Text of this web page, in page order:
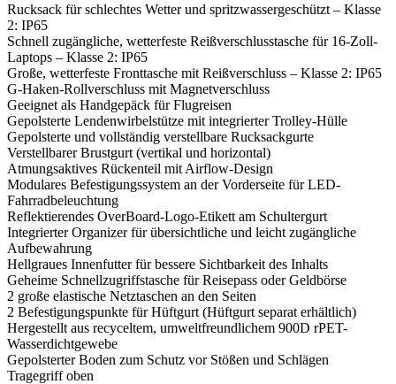
Rucksack für schlechtes Wetter und spritzwassergeschützt – Klasse
2: IP65
Schnell zugängliche, wetterfeste Reißverschlusstasche für 16-Zoll-
Laptops – Klasse 2: IP65
Große, wetterfeste Fronttasche mit Reißverschluss – Klasse 2: IP65
G-Haken-Rollverschluss mit Magnetverschluss
Geeignet als Handgepäck für Flugreisen
Gepolsterte Lendenwirbelstütze mit integrierter Trolley-Hülle
Gepolsterte und vollständig verstellbare Rucksackgurte
Verstellbarer Brustgurt (vertikal und horizontal)
Atmungsaktives Rückenteil mit Airflow-Design
Modulares Befestigungssystem an der Vorderseite für LED-
Fahrradbeleuchtung
Reflektierendes OverBoard-Logo-Etikett am Schultergurt
Integrierter Organizer für übersichtliche und leicht zugängliche
Aufbewahrung
Hellgraues Innenfutter für bessere Sichtbarkeit des Inhalts
Geheime Schnellzugriffstasche für Reisepass oder Geldbörse
2 große elastische Netztaschen an den Seiten
2 Befestigungspunkte für Hüftgurt (Hüftgurt separat erhältlich)
Hergestellt aus recyceltem, umweltfreundlichem 900D rPET-
Wasserdichtgewebe
Gepolsterter Boden zum Schutz vor Stößen und Schlägen
Tragegriff oben